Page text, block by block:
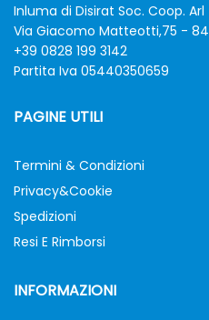
Inluma di Disirat Soc. Coop. Arl
Via Giacomo Matteotti,75 -
+39 0828 199 3142
Partita Iva 05440350659
PAGINE UTILI
Termini & Condizioni
Privacy&Cookie
Spedizioni
Resi E Rimborsi
INFORMAZIONI